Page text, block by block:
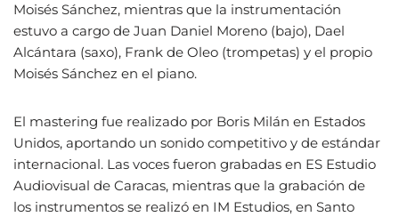
Moisés Sánchez, mientras que la instrumentación
estuvo a cargo de Juan Daniel Moreno (bajo), Dael
Alcántara (saxo), Frank de Oleo (trompetas) y el propio
Moisés Sánchez en el piano.
El mastering fue realizado por Boris Milán en Estados
Unidos, aportando un sonido competitivo y de estándar
internacional. Las voces fueron grabadas en ES Estudio
Audiovisual de Caracas, mientras que la grabación de
los instrumentos se realizó en IM Estudios, en Santo